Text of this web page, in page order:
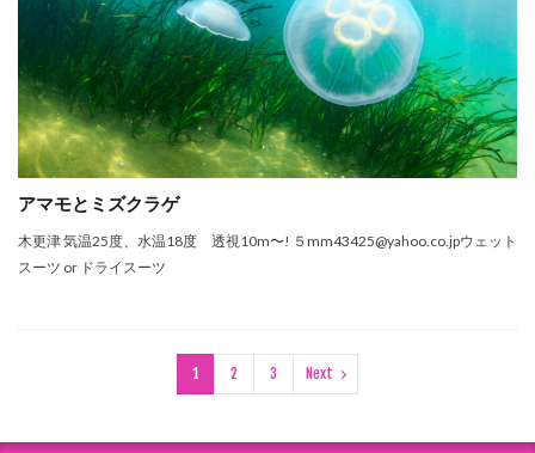
アマモとミズクラゲ
木更津 気温25度、水温18度 透視10m〜! ５mm43425@yahoo.co.jpウェット
スーツ or ドライスーツ
1 2 3 Next